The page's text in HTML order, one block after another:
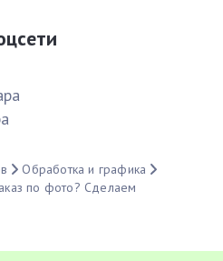
Обработка и графика
по фото? Сделаем